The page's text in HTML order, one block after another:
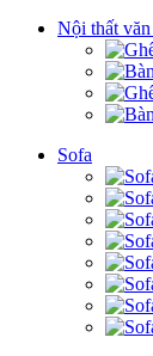
Nội thất
Sofa